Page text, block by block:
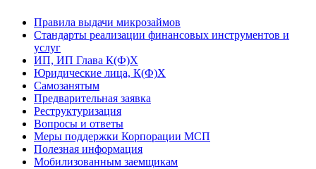
Правила выдачи микрозаймов
Стандарты реализации финансовых инструментов и
услуг
ИП, ИП Глава К(Ф)Х
Юридические лица, К(Ф)Х
Самозанятым
Предварительная заявка
Реструктуризация
Вопросы и ответы
Меры поддержки Корпорации МСП
Полезная информация
Мобилизованным заемщикам